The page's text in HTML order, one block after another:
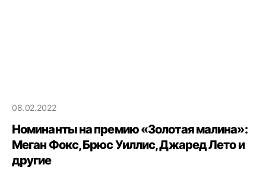
08.02.2022
Номинанты на премию «Золотая малина»:
Меган Фокс, Брюс Уиллис, Джаред Лето и
другие